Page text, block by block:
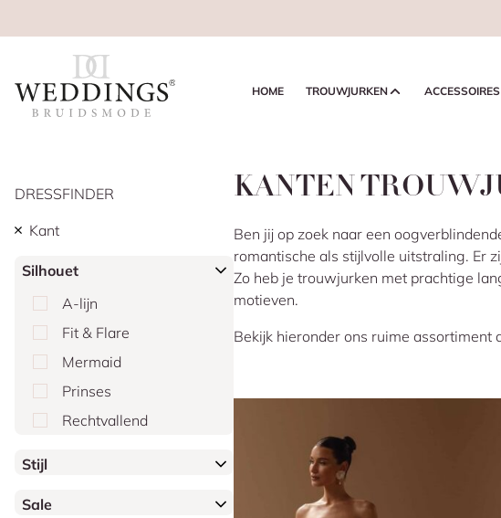
HOME TROUWJURKEN ACCESSOIRES
DRESSFINDER
Kant
Silhouet
A-lijn
Fit & Flare
Mermaid
Prinses
Rechtvallend
Stijl
Sale
KANTEN
Ben jij op zoek naar een
romantische als stijlvolle uitstraling. Er
Zo heb je trouwjurken met prachtige
motieven.
Bekijk hieronder ons ruime assortiment